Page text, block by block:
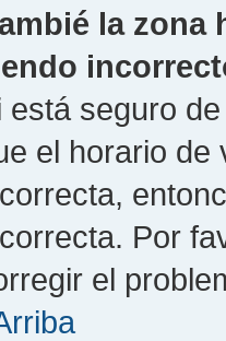
la zona
está seguro
el horario de
Por
el